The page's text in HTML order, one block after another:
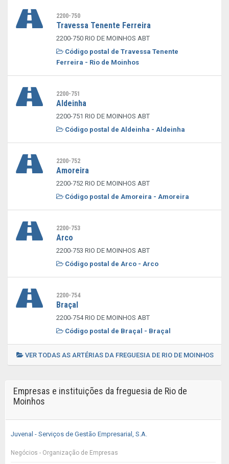
2200-750
Travessa Tenente Ferreira
2200-750 RIO DE MOINHOS ABT
Código postal de Travessa Tenente
Ferreira - Rio de Moinhos
2200-751
Aldeinha
2200-751 RIO DE MOINHOS ABT
Código postal de Aldeinha - Aldeinha
2200-752
Amoreira
2200-752 RIO DE MOINHOS ABT
Código postal de Amoreira - Amoreira
2200-753
Arco
2200-753 RIO DE MOINHOS ABT
Código postal de Arco - Arco
2200-754
Braçal
2200-754 RIO DE MOINHOS ABT
Código postal de Braçal - Braçal
VER TODAS AS ARTÉRIAS DA FREGUESIA DE RIO DE MOINHOS
Empresas e instituições da freguesia de Rio de
Moinhos
Juvenal - Serviços de Gestão Empresarial, S.A.
Negócios - Organização de Empresas